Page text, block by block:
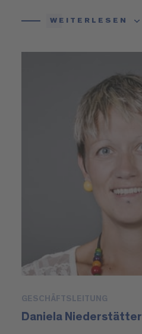
WEITERLESEN
GESCHÄFTSLEITUNG
Daniela Niederstätter